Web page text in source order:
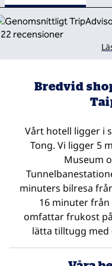
Bredvid
Vårt hotell ligger i
Tong. Vi ligger 5
Museum
minuters bilresa
16 minuter
omfattar frukost
lätta tilltugg med